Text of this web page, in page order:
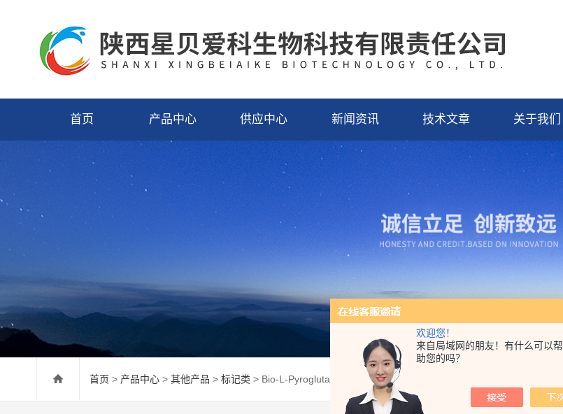
欢迎您！
来自局域网的朋友！有什么可以帮
助您的吗？
首页 产品中心 供应中心 新闻资讯 技术文章 关于我们
首页 > 产品中心 > 其他产品 > 标记类 > Bio-L-Pyroglutamic acid，生物素-焦谷氨酸